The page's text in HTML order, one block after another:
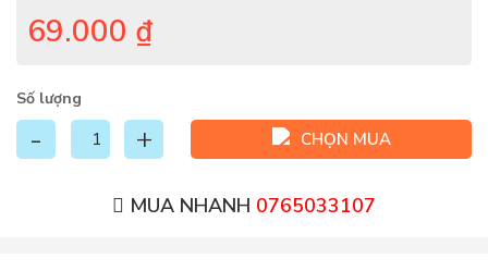
69.000 ₫
Số lượng
CHỌN MUA
MUA NHANH 0765033107